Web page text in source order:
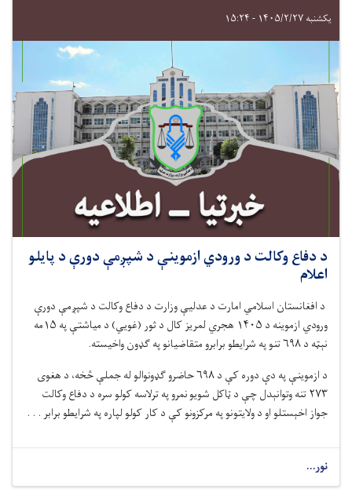
یکشنبه ۱۴۰۵/۲/۲۷ - ۱۵:۲۴
د دفاع وکالت د ورودي ازموينې د شپږمې دورې د پایلو
اعلام
د افغانستان اسلامي امارت د عدلیې وزارت د دفاع وکالت د شپږمې دورې
ورودي ازموینه د ۱۴۰۵ هجري لمریز کال د ثور (غويي) د میاشتې په ۱۵مه
نېټه د ۶۹۸ تنو په شرایطو برابرو متقاضیانو په ګډون واخیسته.
د ازموینې په دې دوره کې د ۶۹۸ حاضرو ګډونوالو له جملې څخه، د هغوی
۲۷۳ تنه وتوانېدل چې د ټاکل شویو نمرو په ترلاسه کولو سره د دفاع وکالت
جواز اخېستلو او د ولایتونو په مرکزونو کې د کار کولو لپاره په شرایطو برابر . . .
نور...